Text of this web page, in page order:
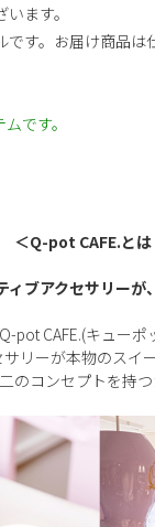
ます。
す。お届け商品は
です。
＜Q-pot CAFE.とは
ブアクセサリーが
pot CAFE.(キューポ
リーが本物のスイ
のコンセプトを持つ